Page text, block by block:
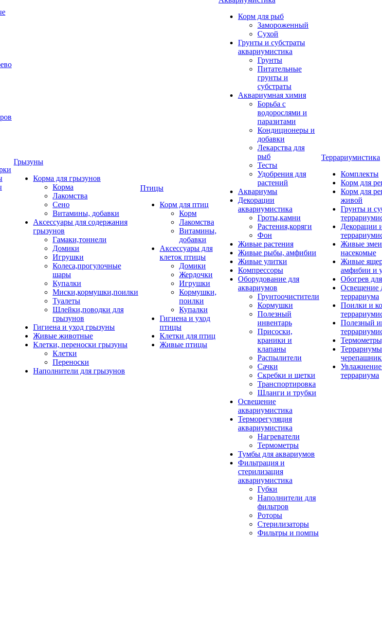
Грызуны
Корма для грызунов
Корма
Лакомства
Сено
Витамины, добавки
Аксессуары для содержания
грызунов
Гамаки,тоннели
Домики
Игрушки
Колеса,прогулочные
шары
Купалки
Миски,кормушки,поилки
Туалеты
Шлейки,поводки для
грызунов
Гигиена и уход грызуны
Живые животные
Клетки, переноски грызуны
Клетки
Переноски
Наполнители для грызунов
Птицы
Корм для птиц
Корм
Лакомства
Витамины,
добавки
Аксессуары для
клеток птицы
Домики
Жердочки
Игрушки
Кормушки,
поилки
Купалки
Гигиена и уход
птицы
Клетки для птиц
Живые птицы
Корм для рыб
Замороженный
Сухой
Грунты и субстраты
аквариумистика
Грунты
Питательные
грунты и
субстраты
Аквариумная химия
Борьба с
водорослями и
паразитами
Кондиционеры и
добавки
Лекарства для
рыб
Тесты
Удобрения для
растений
Аквариумы
Декорации
аквариумистика
Гроты,камни
Растения,коряги
Фон
Живые растения
Живые рыбы, амфибии
Живые улитки
Компрессоры
Оборудование для
аквариумов
Грунтоочистители
Кормушки
Полезный
инвентарь
Присоски,
краники и
клапаны
Распылители
Сачки
Скребки и щетки
Транспортировка
Шланги и трубки
Освещение
аквариумистика
Терморегуляция
аквариумистика
Нагреватели
Термометры
Тумбы для аквариумов
Фильтрация и
стерилизация
аквариумистика
Губки
Наполнители для
фильтров
Роторы
Стерилизаторы
Фильтры и помпы
Террариумистика
Комплекты
Корм для
Корм для
живой
Грунты и
Декорации
Живые
насекомые
Живые
амфибии и
Обогрев
Освещение
террариума
Поилки и
Полезный
террариума